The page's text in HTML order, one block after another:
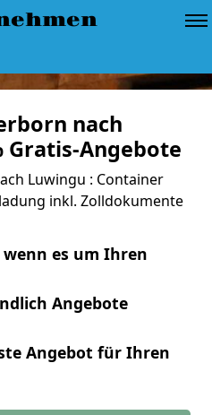
nach
Gratis-Angebote
Luwingu : Container
inkl. Zolldokumente
es um Ihren
Angebote
Angebot für Ihren